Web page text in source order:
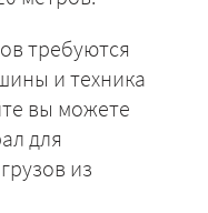
требуются
и техника
вы можете
для
из